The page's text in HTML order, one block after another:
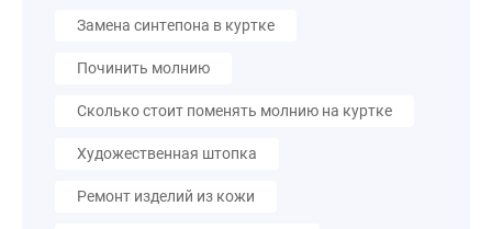
Замена синтепона в куртке
Починить молнию
Сколько стоит поменять молнию на куртке
Художественная штопка
Ремонт изделий из кожи